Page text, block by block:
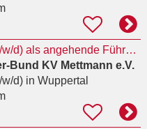
Notfallsanitäter (m/w/d) als angehende Führungskraft
Bund KV Mettmann e.V.
w/d)in Wuppertal